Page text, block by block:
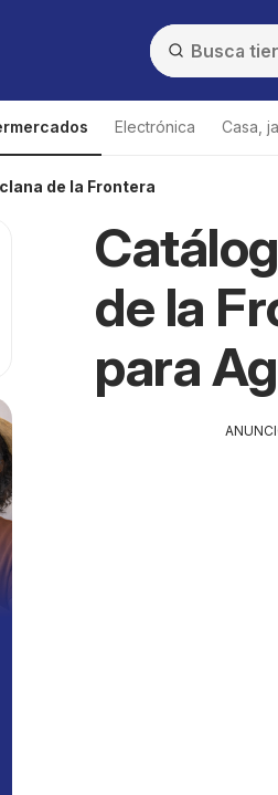
Electrónica Casa,
de la Frontera
de la
para